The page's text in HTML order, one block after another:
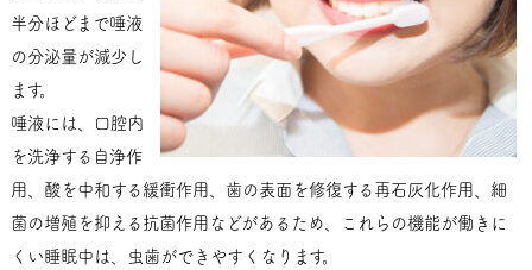
半分ほどまで唾液
の分泌量が減少し
ます。
唾液には、口腔内
を洗浄する自浄作
用、酸を中和する緩衝作用、歯の表面を修復する再石灰化作用、細
菌の増殖を抑える抗菌作用などがあるため、これらの機能が働きに
くい睡眠中は、虫歯ができやすくなります。